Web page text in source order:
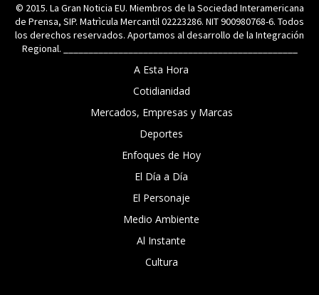
© 2015. La Gran Noticia EU. Miembros de la Sociedad Interamericana
de Prensa, SIP. Matrìcula Mercantil 02223286. NIT 900980768-6. Todos
los derechos reservados. Aportamos al desarrollo de la Integración
Regional. _______________________________________________
A Esta Hora
Cotidianidad
Mercados, Empresas y Marcas
Deportes
Enfoques de Hoy
El Día a Día
El Personaje
Medio Ambiente
Al Instante
Cultura